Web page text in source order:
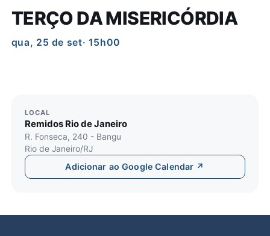
TERÇO DA MISERICÓRDIA
qua, 25 de set· 15h00
LOCAL
Remidos Rio de Janeiro
R. Fonseca, 240 - Bangu
Rio de Janeiro/RJ
Adicionar ao Google Calendar ↗